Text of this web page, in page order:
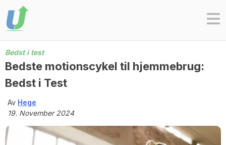
to
content
Bedst i test
Bedste motionscykel til hjemmebrug:
Bedst i Test
Av Hege
19. November 2024